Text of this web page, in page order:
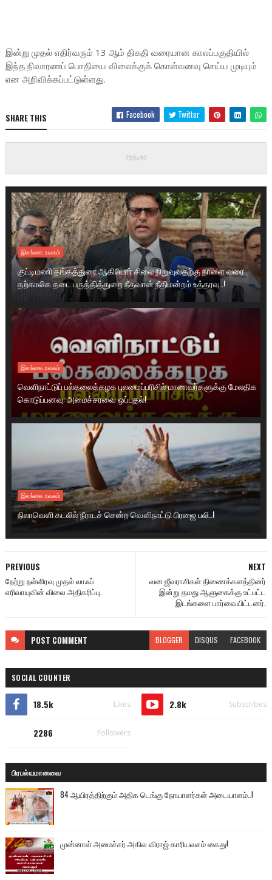
இன்று முதல் எதிர்வரும் 13 ஆம் திகதி வரையான காலப்பகுதியில்
இந்த நிவாரணப் பொதியை விலைக்குக் கொள்வனவு செய்ய முடியும்
என அறிவிக்கப்பட்டுள்ளது.
SHARE THIS Facebook Twitter
இலங்கை.உலகம்
குட்டிமணி தங்கத்துரை ஆகியோர் சிலை நிறுவுவதற்கு நாளை வரை
தற்காலிக தடை பருத்தித்துறை நீதவான் நீதிமன்றம் உத்தரவு..!
இலங்கை.உலகம்
வெளிநாட்டுப் பல்கலைக்கழக புலமைப்பரிசில் மாணவர்களுக்கு மேலதிக
கொடுப்பனவு: அமைச்சரவை ஒப்புதல்!
இலங்கை.உலகம்
நிலாவெளி கடலில் நீராடச் சென்ற வௌிநாட்டு பிரஜை பலி..!
NEXT
வன ஜீவராசிகள் திணைக்களத்தினர்
இன்று தமது ஆளுகைக்கு உட்பட்ட
இடங்களை பார்வையிட்டனர்.
PREVIOUS
நேற்று நள்ளிரவு முதல் லாஃப்
எரிவாயுவின் விலை அதிகரிப்பு.
POST COMMENT BLOGGER DISQUS FACEBOOK
SOCIAL COUNTER
18.5k Likes 2.8k Subscribes
2286 Followers
பிரபல்யமானவை
84 ஆயிரத்திற்கும் அதிக டெங்கு நோயாளர்கள் அடையாளம்..!
முன்னாள் அமைச்சர் அகில விராஜ் காரியவசம் கைது!